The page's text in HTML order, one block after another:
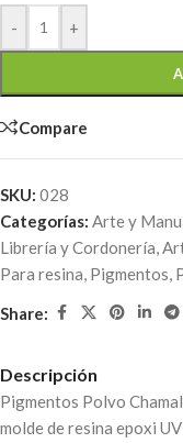
- +
Compare
SKU: 028
Categorías: Arte y
Librería y Cordonería,
Para resina, Pigmentos,
Share:
Descripción
Pigmentos Polvo
molde de resina epoxi